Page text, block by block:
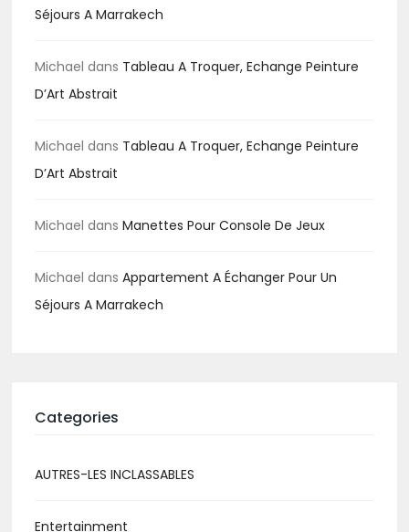
Séjours A Marrakech
Michael dans Tableau A Troquer, Echange Peinture
D’Art Abstrait
Michael dans Tableau A Troquer, Echange Peinture
D’Art Abstrait
Michael dans Manettes Pour Console De Jeux
Michael dans Appartement A Échanger Pour Un
Séjours A Marrakech
Categories
AUTRES-LES INCLASSABLES
Entertainment